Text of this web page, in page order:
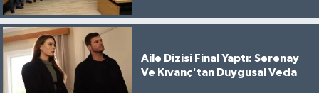
Aile Dizisi Final Yaptı: Serenay
Ve Kıvanç'tan Duygusal Veda